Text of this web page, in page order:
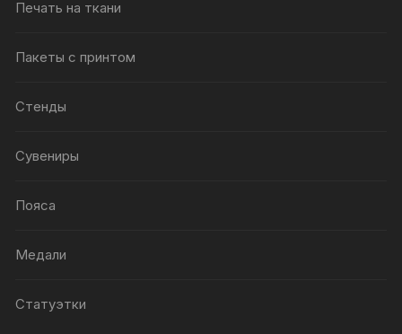
Печать на ткани
Пакеты с принтом
Стенды
Сувениры
Пояса
Медали
Статуэтки